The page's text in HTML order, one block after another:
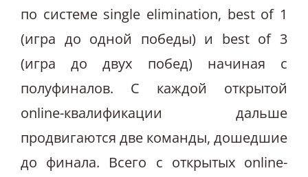
по системе single elimination, best of 1
(игра до одной победы) и best of 3
(игра до двух побед) начиная с
полуфиналов. С каждой открытой
online-квалификации дальше
продвигаются две команды, дошедшие
до финала. Всего с открытых online-